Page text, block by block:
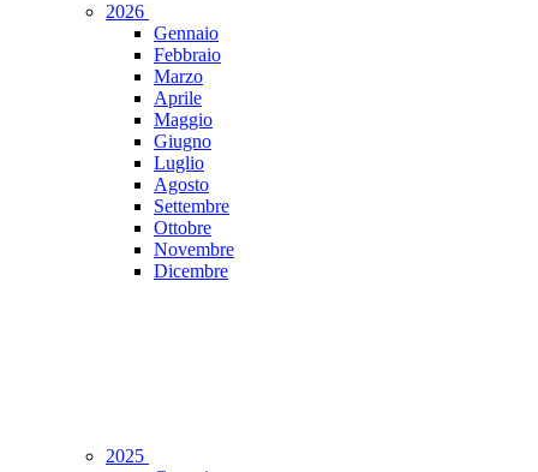
2026
Gennaio
Febbraio
Marzo
Aprile
Maggio
Giugno
Luglio
Agosto
Settembre
Ottobre
Novembre
Dicembre
2025